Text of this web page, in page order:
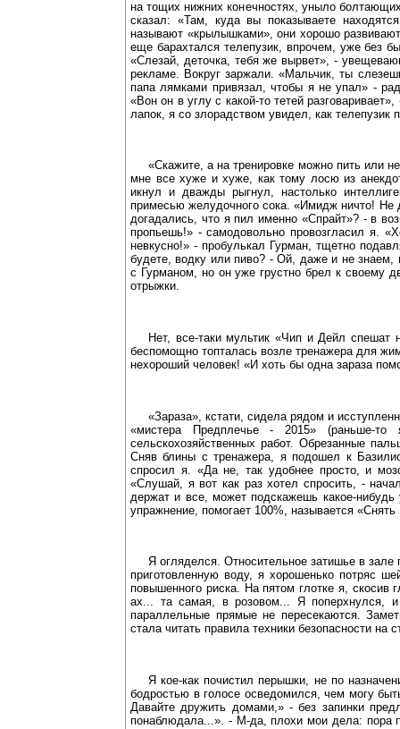
на тощих нижних конечностях, уныло
сказал: «Там, куда вы показываете
называют «крылышками», они хорошо
еще барахтался телепузик, впрочем, уже без
«Слезай, деточка, тебя же вырвет», -
рекламе. Вокруг заржали. «Мальчик, ты
папа лямками привязал, чтобы я не упал» -
«Вон он в углу с какой-то тетей
лапок, я со злорадством увидел, как
«Скажите, а на тренировке можно пить или
мне все хуже и хуже, как тому лосю из
икнул и дважды рыгнул, настолько
примесью желудочного сока. «Имидж ничто! Не
догадались, что я пил именно «Спрайт»? - в
пропьешь!» - самодовольно провозгласил я.
невкусно!» - пробулькал Гурман, тщетно
будете, водку или пиво? - Ой, даже и не знаем,
с Гурманом, но он уже грустно брел к своему
отрыжки.
Нет, все-таки мультик «Чип и Дейл спешат
беспомощно топталась возле тренажера для
нехороший человек! «И хоть бы одна зараза
«Зараза», кстати, сидела рядом и
«мистера Предплечье - 2015» (раньше-
сельскохозяйственных работ. Обрезанные
Сняв блины с тренажера, я подошел к
спросил я. «Да не, так удобнее просто, и
«Слушай, я вот как раз хотел спросить, -
держат и все, может подскажешь какое-
упражнение, помогает 100%, называется
Я огляделся. Относительное затишье в
приготовленную воду, я хорошенько потряс
повышенного риска. На пятом глотке я, скосив
ах... та самая, в розовом... Я поперхнулся,
параллельные прямые не пересекаются.
стала читать правила техники безопасности на
Я кое-как почистил перышки, не по
бодростью в голосе осведомился, чем могу
Давайте дружить домами,» - без запинки
понаблюдала...». - М-да, плохи мои дела: пора